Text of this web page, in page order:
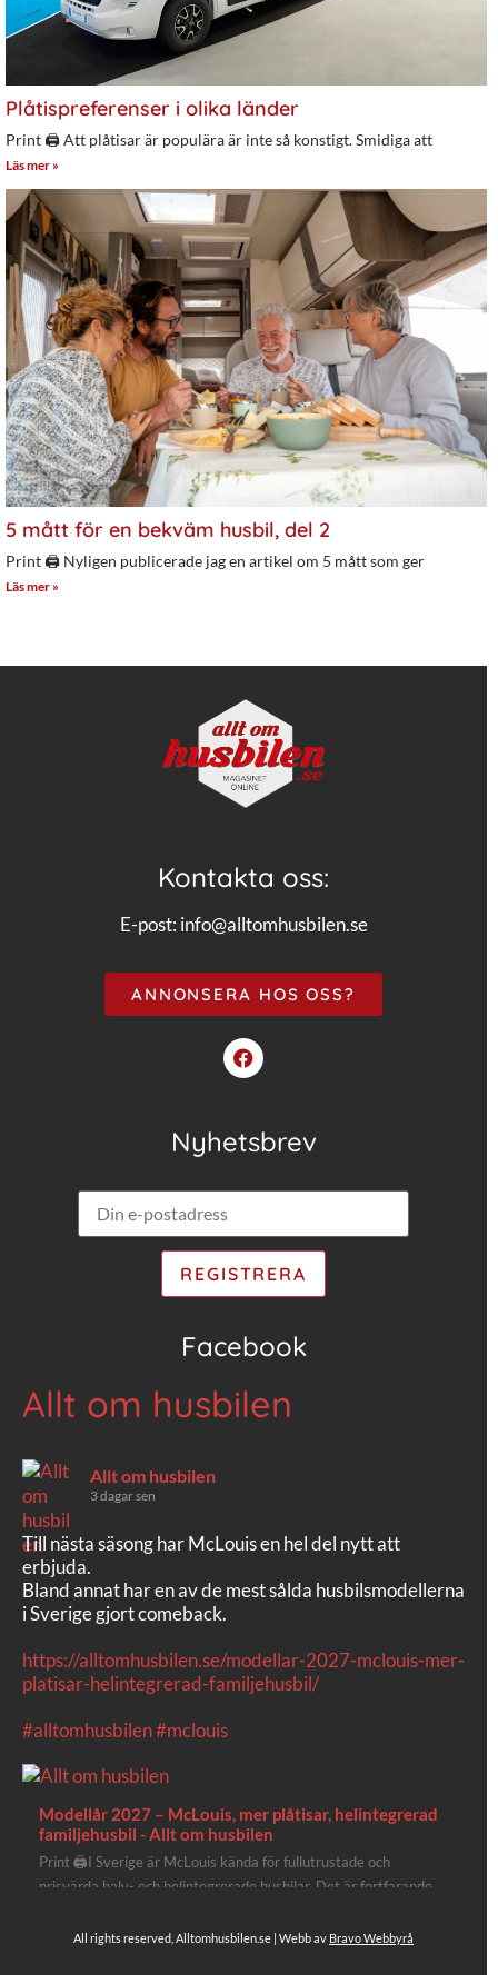
Plåtispreferenser i olika länder
Print 🖨 Att plåtisar är populära är inte så konstigt. Smidiga att
Läs mer »
5 mått för en bekväm husbil, del 2
Print 🖨 Nyligen publicerade jag en artikel om 5 mått som ger
Läs mer »
Kontakta oss:
E-post: info@alltomhusbilen.se
ANNONSERA HOS OSS?
Nyhetsbrev
Facebook
Allt om husbilen
Allt om husbilen
3 dagar sen
Till nästa säsong har McLouis en hel del nytt att
erbjuda.
Bland annat har en av de mest sålda husbilsmodellerna
i Sverige gjort comeback.
https://alltomhusbilen.se/modellar-2027-mclouis-mer-
platisar-helintegrerad-familjehusbil/
#alltomhusbilen#mclouis
Modellår 2027 – McLouis, mer plåtisar, helintegrerad
familjehusbil - Allt om husbilen
Print 🖨I Sverige är McLouis kända för fullutrustade och
prisvärda halv- och helintegrerade husbilar. Det är fortfarande
plåtisutbud lite extra kärlek med hela 3 nya utrustningsnivåer.
All rights reserved, Alltomhusbilen.se | Webb av Bravo Webbyrå